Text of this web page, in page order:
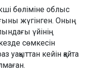
бөліміне облыс
жүгінген. Оның
үйінің
сөмкесін
кейін қайта